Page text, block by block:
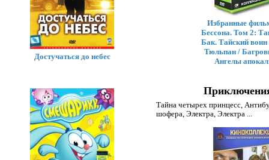
Избранные
Бессона. Том 2:
Бак. Тайский
Тюльпан /
Ангелы
Тайна четырех принцесс,
шофера, Электра, Электра ...
Достучаться до небес